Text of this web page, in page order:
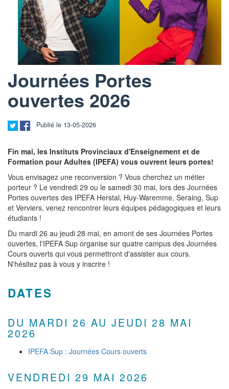
Journées Portes
ouvertes 2026
Publié le 13-05-2026
Fin mai, les Instituts Provinciaux d'Enseignement et de
Formation pour Adultes (IPEFA) vous ouvrent leurs portes!
Vous envisagez une reconversion ? Vous cherchez un métier
porteur ? Le vendredi 29 ou le samedi 30 mai, lors des Journées
Portes ouvertes des IPEFA Herstal, Huy-Waremme, Seraing, Sup
et Verviers, venez rencontrer leurs équipes pédagogiques et leurs
étudiants !
Du mardi 26 au jeudi 28 mai, en amont de ses Journées Portes
ouvertes, l'IPEFA Sup organise sur quatre campus des Journées
Cours ouverts qui vous permettront d'assister aux cours.
N'hésitez pas à vous y inscrire !
DATES
DU MARDI 26 AU JEUDI 28 MAI
2026
IPEFA Sup : Journées Cours ouverts
VENDREDI 29 MAI 2026